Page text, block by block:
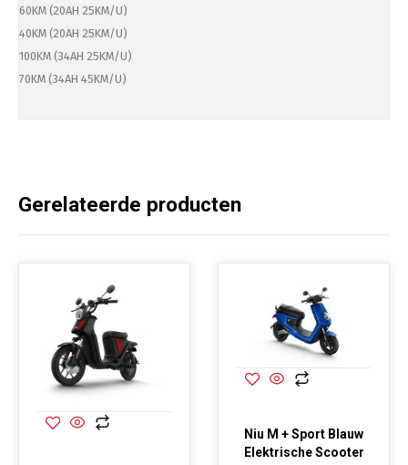
60KM (20AH 25KM/U)
40KM (20AH 25KM/U)
100KM (34AH 25KM/U)
70KM (34AH 45KM/U)
Gerelateerde producten
Niu M + Sport Blauw
Elektrische Scooter